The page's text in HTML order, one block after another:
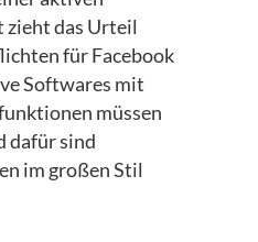
das Urteil
für Facebook
Softwares mit
müssen
dafür sind
im großen Stil